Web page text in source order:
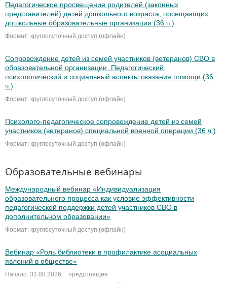
Педагогическое просвещение родителей (законных
представителей) детей дошкольного возраста, посещающих
дошкольные образовательные организации (36 ч.)
Формат: круглосуточный доступ (офлайн)
Сопровождение детей из семей участников (ветеранов) СВО в
образовательной организации. Педагогический,
психологический и социальный аспекты оказания помощи (36
ч.)
Формат: круглосуточный доступ (офлайн)
Психолого-педагогическое сопровождение детей из семей
участников (ветеранов) специальной военной операции (36 ч.)
Формат: круглосуточный доступ (офлайн)
Образовательные вебинары
Международный вебинар «Индивидуализация
образовательного процесса как условие эффективности
педагогической поддержки детей участников СВО в
дополнительном образовании»
Формат: круглосуточный доступ (офлайн)
Вебинар «Роль библиотеки в профилактике асоциальных
явлений в обществе»
Начало: 31.08.2026
предстоящее